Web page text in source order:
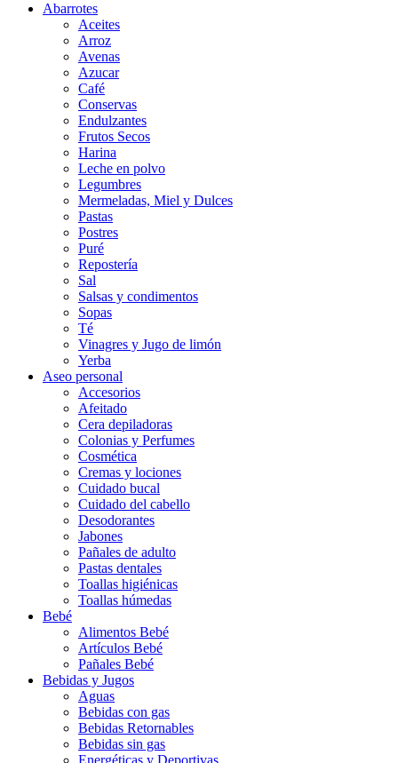
Abarrotes
Aceites
Arroz
Avenas
Azucar
Café
Conservas
Endulzantes
Frutos Secos
Harina
Leche en polvo
Legumbres
Mermeladas, Miel y Dulces
Pastas
Postres
Puré
Repostería
Sal
Salsas y condimentos
Sopas
Té
Vinagres y Jugo de limón
Yerba
Aseo personal
Accesorios
Afeitado
Cera depiladoras
Colonias y Perfumes
Cosmética
Cremas y lociones
Cuidado bucal
Cuidado del cabello
Desodorantes
Jabones
Pañales de adulto
Pastas dentales
Toallas higiénicas
Toallas húmedas
Bebé
Alimentos Bebé
Artículos Bebé
Pañales Bebé
Bebidas y Jugos
Aguas
Bebidas con gas
Bebidas Retornables
Bebidas sin gas
Energéticas y Deportivas